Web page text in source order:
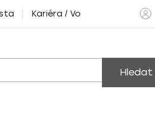
Kariéra / Volné pozice
Hledat